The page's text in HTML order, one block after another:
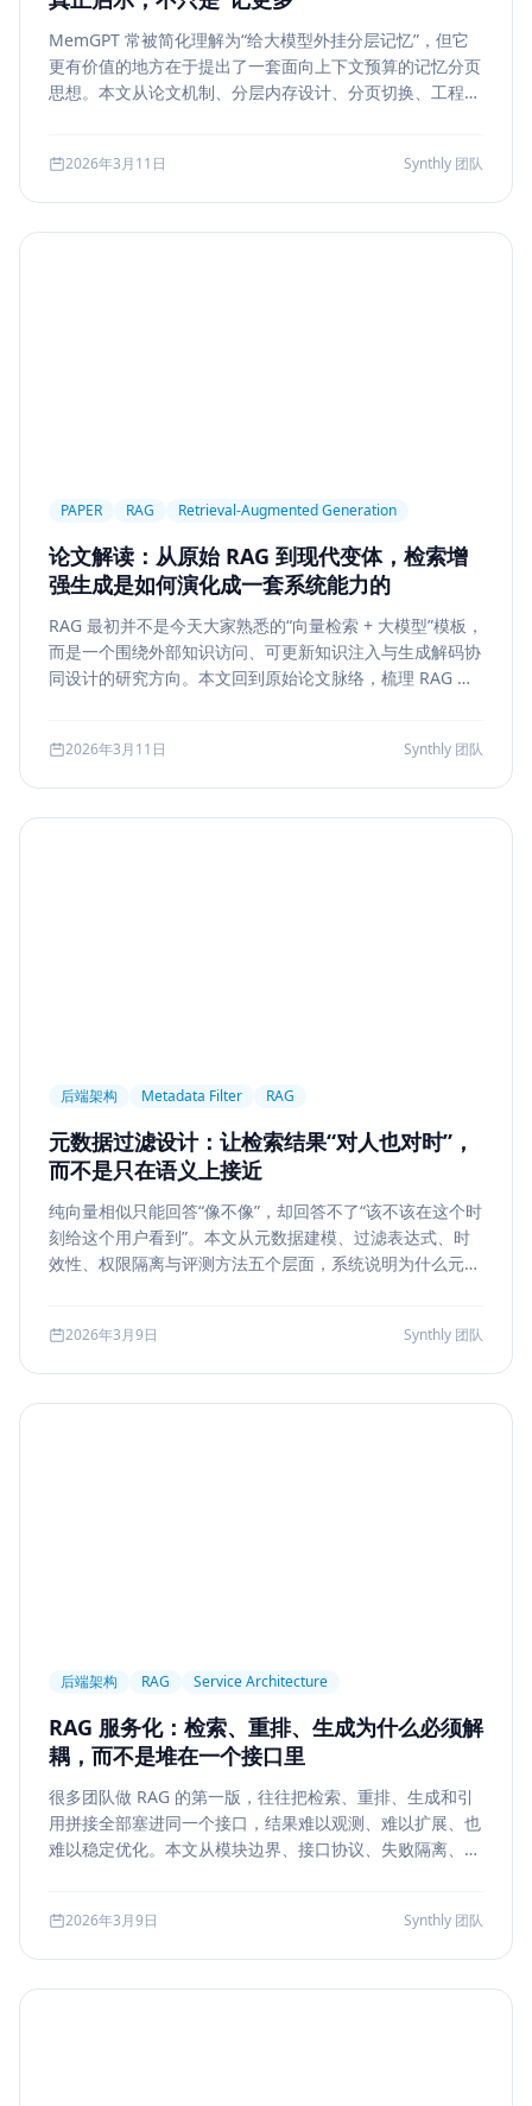
MemGPT 常被简化理解为“给大模型外挂分层记忆”，但它
更有价值的地方在于提出了一套面向上下文预算的记忆分页
思想。本文从论文机制、分层内存设计、分页切换、工程可
2026年3月11日 Synthly 团队
PAPER RAG Retrieval-Augmented Generation
论文解读：从原始 RAG 到现代变体，检索增
强生成是如何演化成一套系统能力的
RAG 最初并不是今天大家熟悉的“向量检索 + 大模型”模板，
而是一个围绕外部知识访问、可更新知识注入与生成解码协
同设计的研究方向。本文回到原始论文脉络，梳理 RAG 如
retrieval 等现代变体，并总结其中真正持续成立的工程原
则。
2026年3月11日 Synthly 团队
后端架构 Metadata Filter RAG
元数据过滤设计：让检索结果“对人也对时”，
而不是只在语义上接近
纯向量相似只能回答“像不像”，却回答不了“该不该在这个时
刻给这个用户看到”。本文从元数据建模、过滤表达式、时
效性、权限隔离与评测方法五个层面，系统说明为什么元数
2026年3月9日 Synthly 团队
后端架构 RAG Service Architecture
RAG 服务化：检索、重排、生成为什么必须解
耦，而不是堆在一个接口里
很多团队做 RAG 的第一版，往往把检索、重排、生成和引
用拼接全部塞进同一个接口，结果难以观测、难以扩展、也
难以稳定优化。本文从模块边界、接口协议、失败隔离、缓
2026年3月9日 Synthly 团队